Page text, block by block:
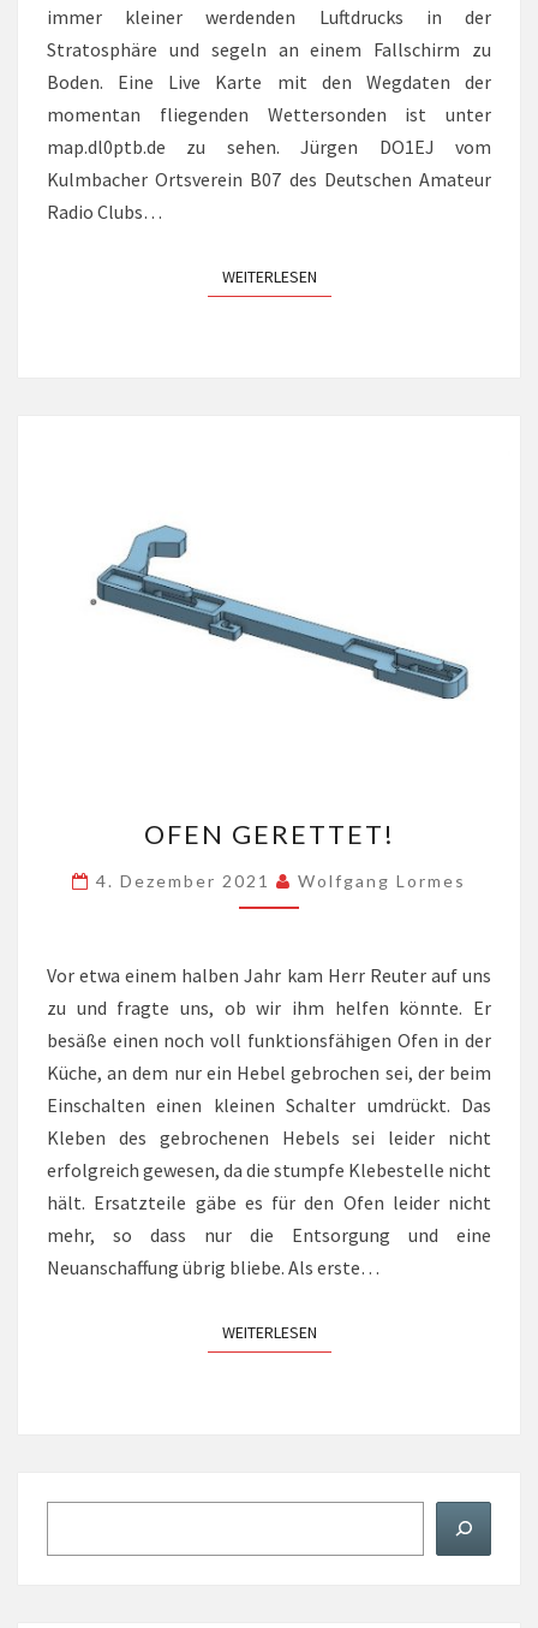
immer kleiner werdenden Luftdrucks in der
Stratosphäre und segeln an einem Fallschirm zu
Boden. Eine Live Karte mit den Wegdaten der
momentan fliegenden Wettersonden ist unter
map.dl0ptb.de zu sehen. Jürgen DO1EJ vom
Kulmbacher Ortsverein B07 des Deutschen Amateur
Radio Clubs…
WEITERLESENWEITERLESEN
GERETTET!
OFEN GERETTET!
4. Dezember 2021 Wolfgang Lormes
Vor etwa einem halben Jahr kam Herr Reuter auf uns
zu und fragte uns, ob wir ihm helfen könnte. Er
besäße einen noch voll funktionsfähigen Ofen in der
Küche, an dem nur ein Hebel gebrochen sei, der beim
Einschalten einen kleinen Schalter umdrückt. Das
Kleben des gebrochenen Hebels sei leider nicht
erfolgreich gewesen, da die stumpfe Klebestelle nicht
hält. Ersatzteile gäbe es für den Ofen leider nicht
mehr, so dass nur die Entsorgung und eine
Neuanschaffung übrig bliebe. Als erste…
WEITERLESENWEITERLESEN